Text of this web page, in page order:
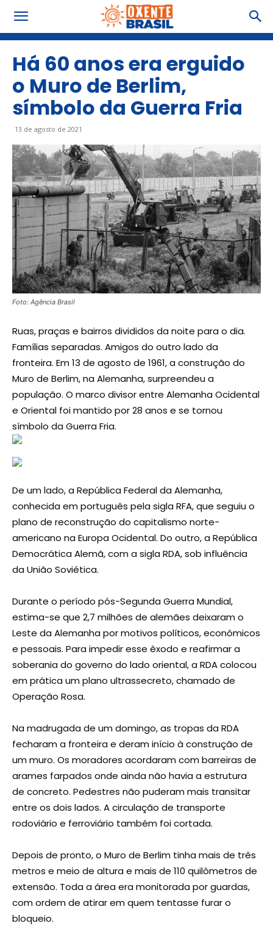
Há 60 anos era erguido
o Muro de Berlim,
símbolo da Guerra Fria
13 de agosto de 2021
Foto: Agência Brasil
Ruas, praças e bairros divididos da noite para o dia.
Famílias separadas. Amigos do outro lado da
fronteira. Em 13 de agosto de 1961, a construção do
Muro de Berlim, na Alemanha, surpreendeu a
população. O marco divisor entre Alemanha Ocidental
e Oriental foi mantido por 28 anos e se tornou
símbolo da Guerra Fria.
De um lado, a República Federal da Alemanha,
conhecida em português pela sigla RFA, que seguiu o
plano de reconstrução do capitalismo norte-
americano na Europa Ocidental. Do outro, a República
Democrática Alemã, com a sigla RDA, sob influência
da União Soviética.
Durante o período pós-Segunda Guerra Mundial,
estima-se que 2,7 milhões de alemães deixaram o
Leste da Alemanha por motivos políticos, econômicos
e pessoais. Para impedir esse êxodo e reafirmar a
soberania do governo do lado oriental, a RDA colocou
em prática um plano ultrassecreto, chamado de
Operação Rosa.
Na madrugada de um domingo, as tropas da RDA
fecharam a fronteira e deram início à construção de
um muro. Os moradores acordaram com barreiras de
arames farpados onde ainda não havia a estrutura
de concreto. Pedestres não puderam mais transitar
entre os dois lados. A circulação de transporte
rodoviário e ferroviário também foi cortada.
Depois de pronto, o Muro de Berlim tinha mais de três
metros e meio de altura e mais de 110 quilômetros de
extensão. Toda a área era monitorada por guardas,
com ordem de atirar em quem tentasse furar o
bloqueio.